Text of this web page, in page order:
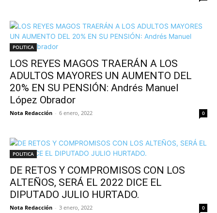
POLITICA
LOS REYES MAGOS TRAERÁN A LOS
ADULTOS MAYORES UN AUMENTO DEL
20% EN SU PENSIÓN: Andrés Manuel
López Obrador
Nota Redacción - 6 enero, 2022 0
POLITICA
DE RETOS Y COMPROMISOS CON LOS
ALTEÑOS, SERÁ EL 2022 DICE EL
DIPUTADO JULIO HURTADO.
Nota Redacción - 3 enero, 2022 0